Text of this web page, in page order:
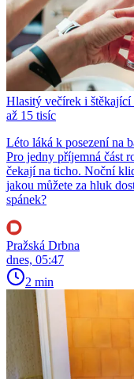
Hlasitý večírek i
až 15 tisíc
Léto láká k posezení na
Pro jedny příjemná část
čekají na ticho. Noční
jakou můžete za hluk
spánek?
Pražská Drbna
dnes, 05:47
2 min